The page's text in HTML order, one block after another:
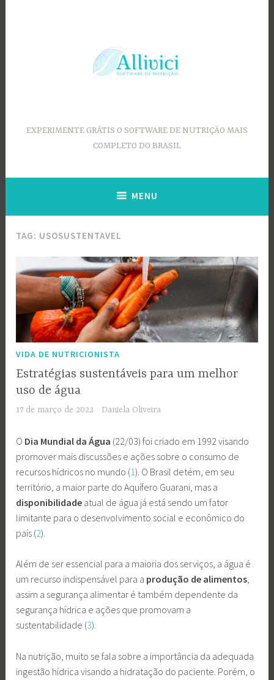
EXPERIMENTE GRÁTIS O SOFTWARE DE NUTRIÇÃO MAIS
COMPLETO DO BRASIL
MENU
TAG: USOSUSTENTAVEL
VIDA DE NUTRICIONISTA
Estratégias sustentáveis para um melhor
uso de água
17 de março de 2022 Daniela Oliveira
O Dia Mundial da Água (22/03) foi criado em 1992 visando
promover mais discussões e ações sobre o consumo de
recursos hídricos no mundo (1). O Brasil detém, em seu
território, a maior parte do Aquífero Guarani, mas a
disponibilidade atual de água já está sendo um fator
limitante para o desenvolvimento social e econômico do
país (2).
Além de ser essencial para a maioria dos serviços, a água é
um recurso indispensável para a produção de alimentos,
assim a segurança alimentar é também dependente da
segurança hídrica e ações que promovam a
sustentabilidade (3).
Na nutrição, muito se fala sobre a importância da adequada
ingestão hídrica visando a hidratação do paciente. Porém, o